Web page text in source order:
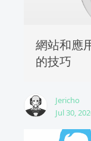
網站和應
的技巧
Jericho
Jul 30,